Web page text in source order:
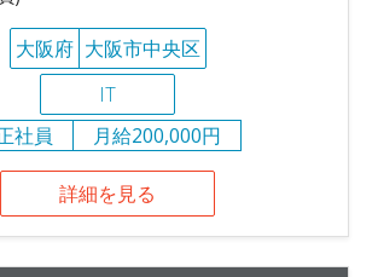
大阪府 大阪市中央区
IT
社員
月給200,000円
詳細を見る